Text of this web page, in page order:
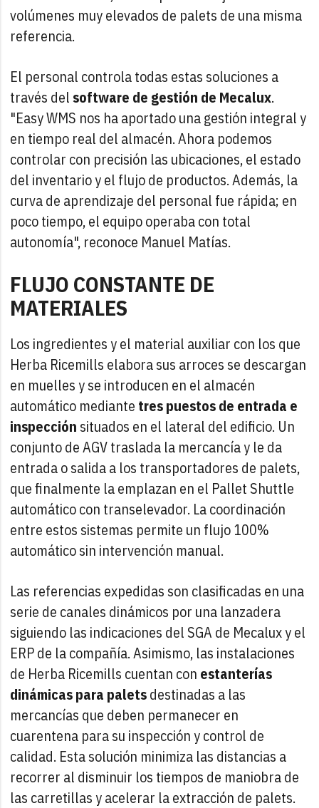
volúmenes muy elevados de palets de una misma
referencia.
El personal controla todas estas soluciones a
través del software de gestión de Mecalux.
"Easy WMS nos ha aportado una gestión integral y
en tiempo real del almacén. Ahora podemos
controlar con precisión las ubicaciones, el estado
del inventario y el flujo de productos. Además, la
curva de aprendizaje del personal fue rápida; en
poco tiempo, el equipo operaba con total
autonomía", reconoce Manuel Matías.
FLUJO CONSTANTE DE
MATERIALES
Los ingredientes y el material auxiliar con los que
Herba Ricemills elabora sus arroces se descargan
en muelles y se introducen en el almacén
automático mediante tres puestos de entrada e
inspección situados en el lateral del edificio. Un
conjunto de AGV traslada la mercancía y le da
entrada o salida a los transportadores de palets,
que finalmente la emplazan en el Pallet Shuttle
automático con transelevador. La coordinación
entre estos sistemas permite un flujo 100%
automático sin intervención manual.
Las referencias expedidas son clasificadas en una
serie de canales dinámicos por una lanzadera
siguiendo las indicaciones del SGA de Mecalux y el
ERP de la compañía. Asimismo, las instalaciones
de Herba Ricemills cuentan con estanterías
dinámicas para paletsdestinadas a las
mercancías que deben permanecer en
cuarentena para su inspección y control de
calidad. Esta solución minimiza las distancias a
recorrer al disminuir los tiempos de maniobra de
las carretillas y acelerar la extracción de palets.